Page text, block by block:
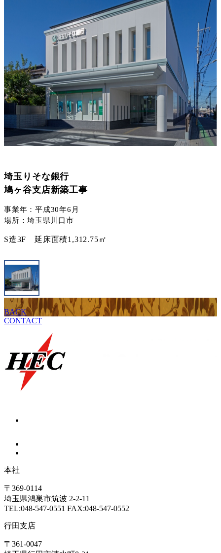
埼玉りそな銀行
鳩ヶ谷支店新築工事
事業年：平成30年6月
場所：埼玉県川口市
S造3F 延床面積1,312.75㎡
BACK
CONTACT
本社
〒369-0114
埼玉県鴻巣市筑波 2-2-11
TEL:048-547-0551 FAX:048-547-0552
行田支店
〒361-0047